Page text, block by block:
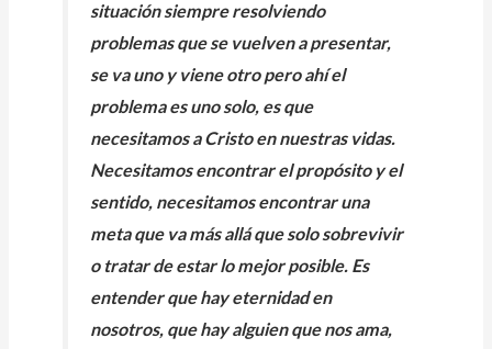
situación siempre resolviendo
problemas que se vuelven a presentar,
se va uno y viene otro pero ahí el
problema es uno solo, es que
necesitamos a Cristo en nuestras vidas.
Necesitamos encontrar el propósito y el
sentido, necesitamos encontrar una
meta que va más allá que solo sobrevivir
o tratar de estar lo mejor posible. Es
entender que hay eternidad en
nosotros, que hay alguien que nos ama,